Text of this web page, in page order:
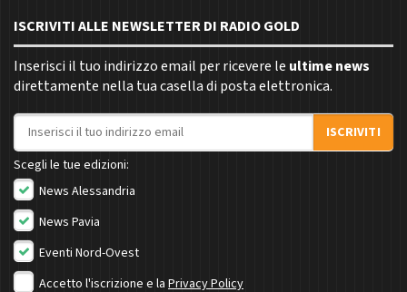
ISCRIVITI ALLE NEWSLETTER DI RADIO GOLD
Inserisci il tuo indirizzo email per ricevere le ultime news
direttamente nella tua casella di posta elettronica.
Indirizzo email
ISCRIVITI
Scegli le tue edizioni:
News Alessandria
News Pavia
Eventi Nord-Ovest
Accetto l'iscrizione e la Privacy Policy